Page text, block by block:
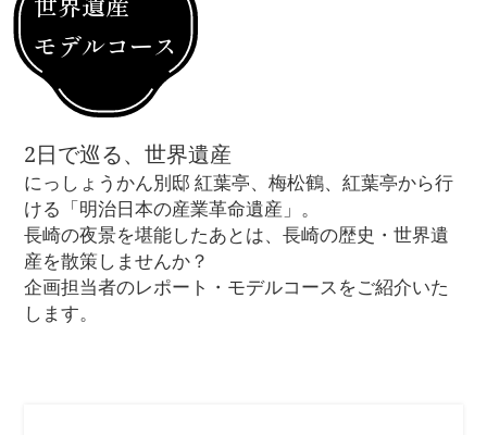
モデルコース
2日で巡る、世界遺産
にっしょうかん別邸 紅葉亭、梅松鶴、紅葉亭から行
ける「明治日本の産業革命遺産」。
長崎の夜景を堪能したあとは、長崎の歴史・世界遺
産を散策しませんか？
企画担当者のレポート・モデルコースをご紹介いた
します。